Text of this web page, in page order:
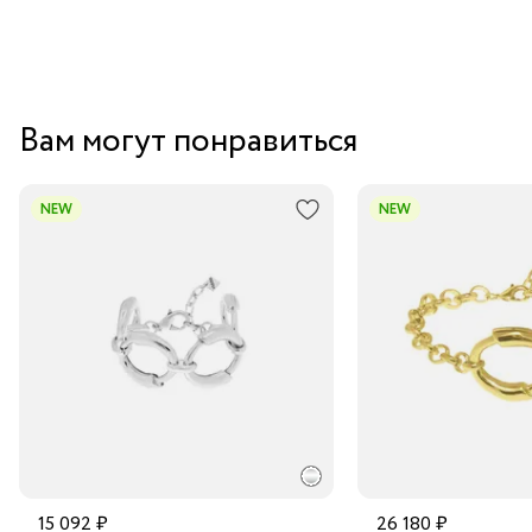
Вам могут понравиться
NEW
15 092 ₽
NEW
26 180 ₽